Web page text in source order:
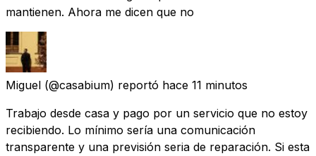
mantienen. Ahora me dicen que no
Miguel (@casabium) reportó hace 11 minutos
Trabajo desde casa y pago por un servicio que no estoy
recibiendo. Lo mínimo sería una comunicación
transparente y una previsión seria de reparación. Si esta